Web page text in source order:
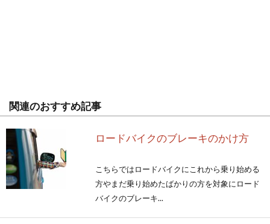
関連のおすすめ記事
ロードバイクのブレーキのかけ方
こちらではロードバイクにこれから乗り始める
方やまだ乗り始めたばかりの方を対象にロード
バイクのブレーキ...